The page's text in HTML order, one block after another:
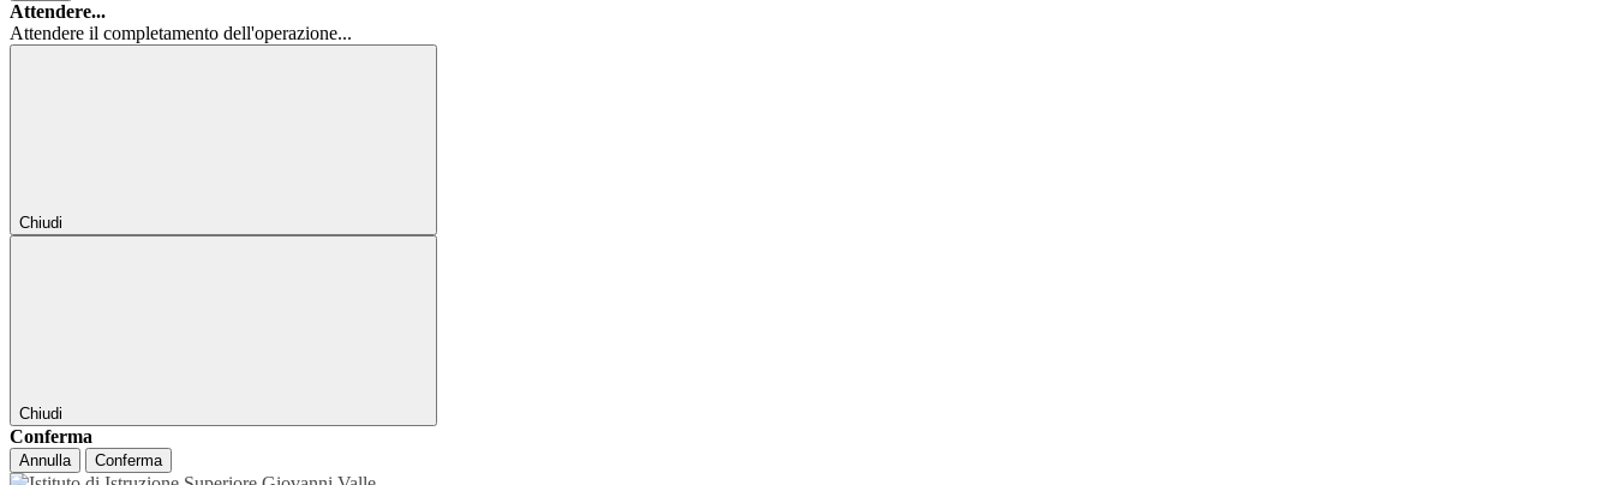
Attendere...
Attendere il completamento dell'operazione...
Chiudi
Chiudi
Conferma
Annulla Conferma